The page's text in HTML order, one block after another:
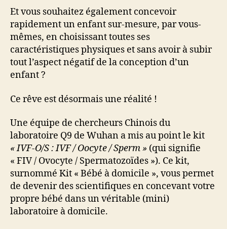
Et vous souhaitez également concevoir
rapidement un enfant sur-mesure, par vous-
mêmes, en choisissant toutes ses
caractéristiques physiques et sans avoir à subir
tout l’aspect négatif de la conception d’un
enfant ?
Ce rêve est désormais une réalité !
Une équipe de chercheurs Chinois du
laboratoire Q9 de Wuhan a mis au point le kit
« IVF-O/S : IVF / Oocyte / Sperm » (qui signifie
« FIV / Ovocyte / Spermatozoïdes »). Ce kit,
surnommé Kit « Bébé à domicile », vous permet
de devenir des scientifiques en concevant votre
propre bébé dans un véritable (mini)
laboratoire à domicile.